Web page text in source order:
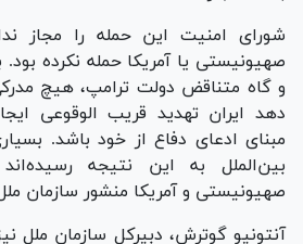
شورای امنیت این حمله را مجاز
صهیونیستی یا آمریکا حمله نکرده
و گاه متناقض دولت ترامپ، هیچ
دهد ایران تهدید قریب الوقوعی
مبنای ادعای دفاع از خود باشد.
بین‌الملل به این نتیجه
صهیونیستی و آمریکا منشور سازمان
آنتونیو گوترش، دبیرکل سازمان ملل